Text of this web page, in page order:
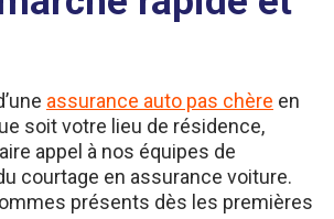
soit votre lieu de résidence,
appel à nos équipes de
courtage en assurance voiture.
présents dès les premières
à la souscription de votre